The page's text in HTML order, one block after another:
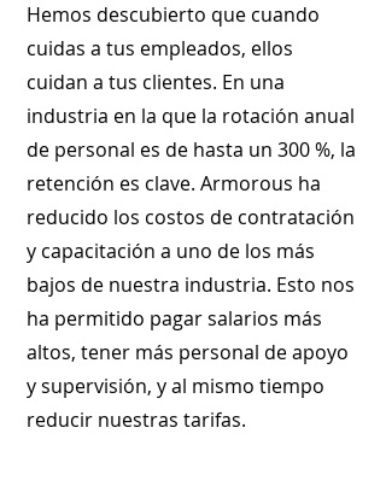
Hemos descubierto que cuando
cuidas a tus empleados, ellos
cuidan a tus clientes. En una
industria en la que la rotación anual
de personal es de hasta un 300 %, la
retención es clave. Armorous ha
reducido los costos de contratación
y capacitación a uno de los más
bajos de nuestra industria. Esto nos
ha permitido pagar salarios más
altos, tener más personal de apoyo
y supervisión, y al mismo tiempo
reducir nuestras tarifas.